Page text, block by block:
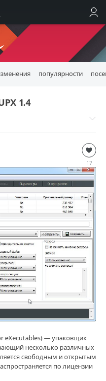
популярности
1.4
17
eXecutables) — упаковщик
несколько различных
свободным и открытым
по лицензии